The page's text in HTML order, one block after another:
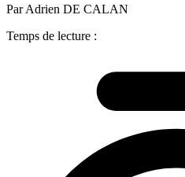
Par Adrien DE CALAN
Temps de lecture :